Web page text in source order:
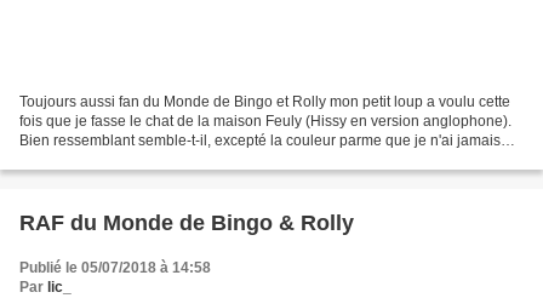
Toujours aussi fan du Monde de Bingo et Rolly mon petit loup a voulu cette
fois que je fasse le chat de la maison Feuly (Hissy en version anglophone).
Bien ressemblant semble-t-il, excepté la couleur parme que je n'ai jamais
RAF du Monde de Bingo & Rolly
Publié le 05/07/2018 à 14:58
Par lic_